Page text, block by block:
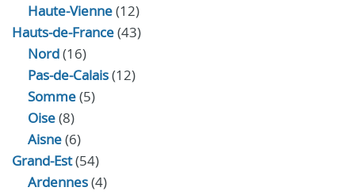
Haute-Vienne(12)
Hauts-de-France(43)
Nord(16)
Pas-de-Calais(12)
Somme(5)
Oise(8)
Aisne(6)
Grand-Est(54)
Ardennes(4)